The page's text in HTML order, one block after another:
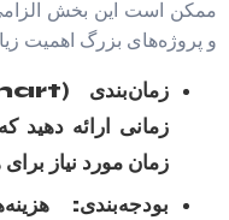
ممکن است این بخش الزامی
و پروژه‌های بزرگ اهمیت
زمان‌بندی (Gantt Chart):
زمانی ارائه
زمان مورد نیاز
بودجه‌بندی: